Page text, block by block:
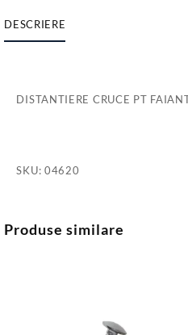
DESCRIERE
DISTANTIERE CRUCE PT
SKU: 04620
Produse similare